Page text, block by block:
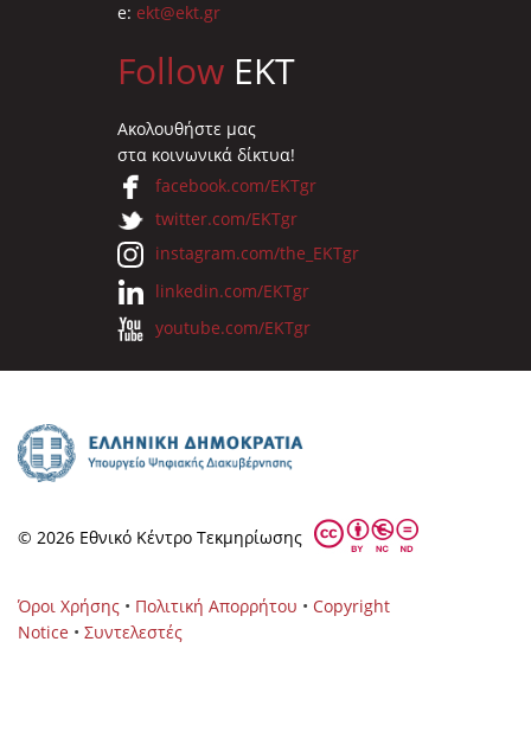
e: ekt@ekt.gr
Follow EKT
Ακολουθήστε μας
στα κοινωνικά δίκτυα!
facebook.com/EKTgr
twitter.com/EKTgr
instagram.com/the_EKTgr
linkedin.com/EKTgr
youtube.com/EKTgr
© 2026 Eθνικό Κέντρο Τεκμηρίωσης
Όροι Χρήσης • Πολιτική Απορρήτου • Copyright
Notice • Συντελεστές